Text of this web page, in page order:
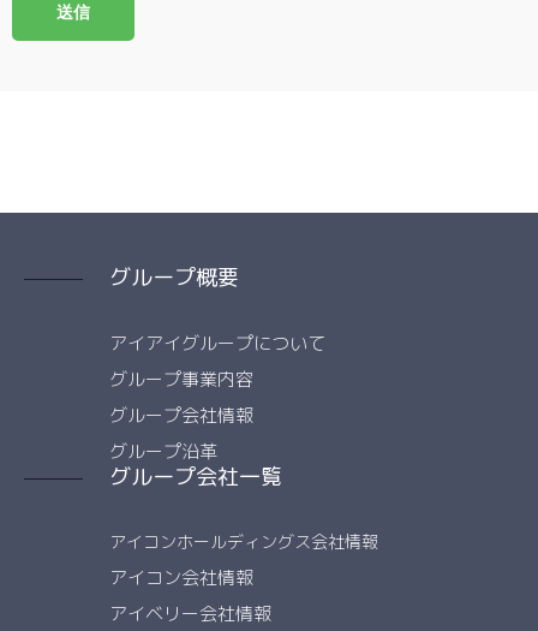
グループ概要
アイアイグループについて
グループ事業内容
グループ会社情報
グループ沿革
グループ会社一覧
アイコンホールディングス会社情報
アイコン会社情報
アイベリー会社情報